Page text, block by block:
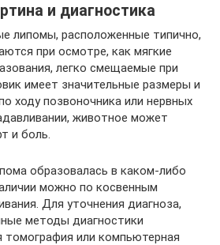
и диагностика
липомы, расположенные типично,
при осмотре, как мягкие
легко смещаемые при
имеет значительные размеры и
ходу позвоночника или нервных
животное может
и боль.
образовалась в каком-либо
можно по косвенным
Для уточнения диагноза,
методы диагностики
томография или компьютерная